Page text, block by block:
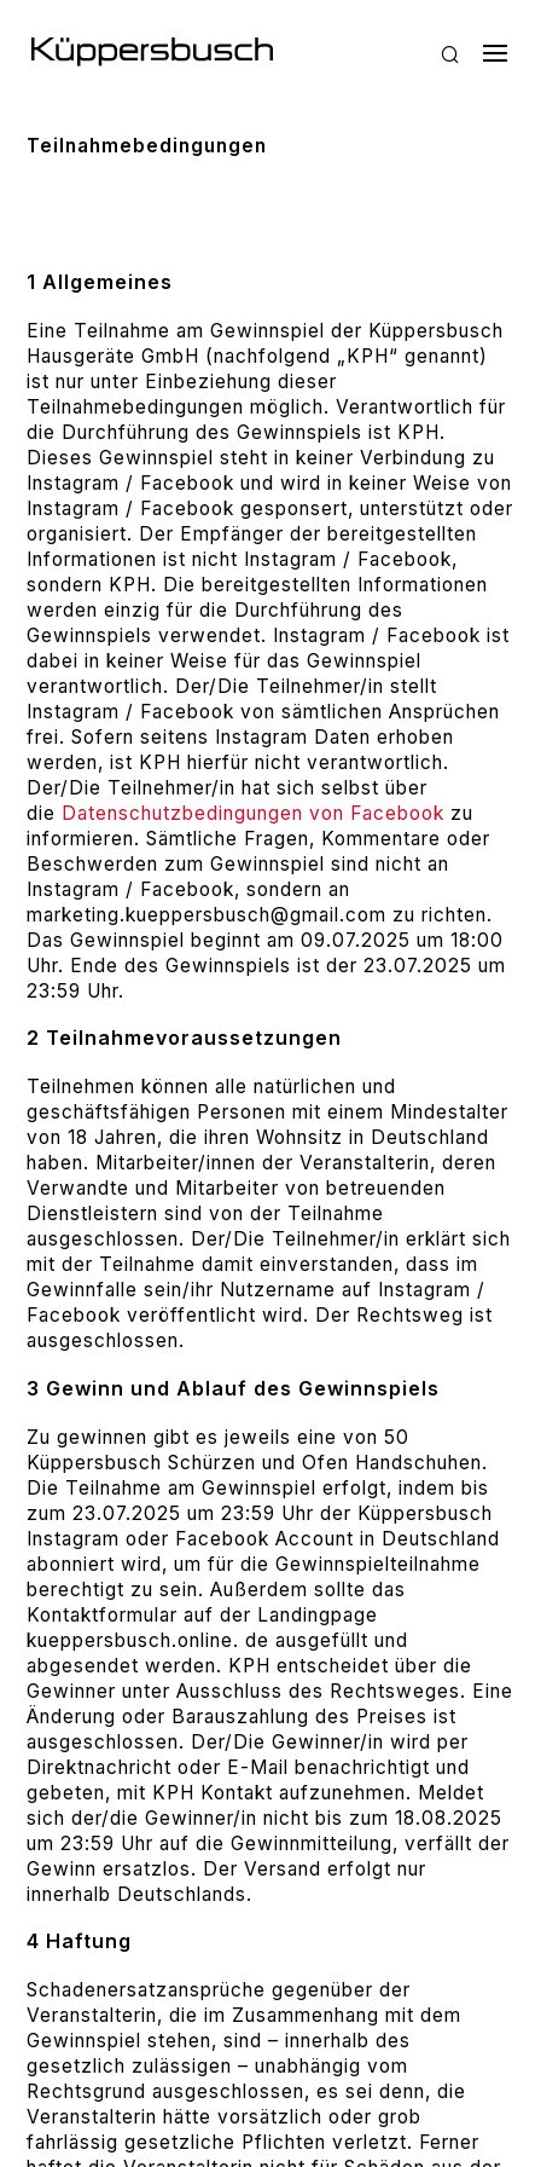
Teilnahmebedingungen
1 Allgemeines
Eine Teilnahme am Gewinnspiel der Küppersbusch
Hausgeräte GmbH (nachfolgend „KPH“ genannt)
ist nur unter Einbeziehung dieser
Teilnahmebedingungen möglich. Verantwortlich für
die Durchführung des Gewinnspiels ist KPH.
Dieses Gewinnspiel steht in keiner Verbindung zu
Instagram / Facebook und wird in keiner Weise von
Instagram / Facebook gesponsert, unterstützt oder
organisiert. Der Empfänger der bereitgestellten
Informationen ist nicht Instagram / Facebook,
sondern KPH. Die bereitgestellten Informationen
werden einzig für die Durchführung des
Gewinnspiels verwendet. Instagram / Facebook ist
dabei in keiner Weise für das Gewinnspiel
verantwortlich. Der/Die Teilnehmer/in stellt
Instagram / Facebook von sämtlichen Ansprüchen
frei. Sofern seitens Instagram Daten erhoben
werden, ist KPH hierfür nicht verantwortlich.
Der/Die Teilnehmer/in hat sich selbst über
die Datenschutzbedingungen von Facebook zu
informieren. Sämtliche Fragen, Kommentare oder
Beschwerden zum Gewinnspiel sind nicht an
Instagram / Facebook, sondern an
marketing.kueppersbusch@gmail.com zu richten.
Das Gewinnspiel beginnt am 09.07.2025 um 18:00
Uhr. Ende des Gewinnspiels ist der 23.07.2025 um
23:59 Uhr.
2 Teilnahmevoraussetzungen
Teilnehmen können alle natürlichen und
geschäftsfähigen Personen mit einem Mindestalter
von 18 Jahren, die ihren Wohnsitz in Deutschland
haben. Mitarbeiter/innen der Veranstalterin, deren
Verwandte und Mitarbeiter von betreuenden
Dienstleistern sind von der Teilnahme
ausgeschlossen. Der/Die Teilnehmer/in erklärt sich
mit der Teilnahme damit einverstanden, dass im
Gewinnfalle sein/ihr Nutzername auf Instagram /
Facebook veröffentlicht wird. Der Rechtsweg ist
ausgeschlossen.
3 Gewinn und Ablauf des Gewinnspiels
Zu gewinnen gibt es jeweils eine von 50
Küppersbusch Schürzen und Ofen Handschuhen.
Die Teilnahme am Gewinnspiel erfolgt, indem bis
zum 23.07.2025 um 23:59 Uhr der Küppersbusch
Instagram oder Facebook Account in Deutschland
abonniert wird, um für die Gewinnspielteilnahme
berechtigt zu sein. Außerdem sollte das
Kontaktformular auf der Landingpage
kueppersbusch.online. de ausgefüllt und
abgesendet werden. KPH entscheidet über die
Gewinner unter Ausschluss des Rechtsweges. Eine
Änderung oder Barauszahlung des Preises ist
ausgeschlossen. Der/Die Gewinner/in wird per
Direktnachricht oder E-Mail benachrichtigt und
gebeten, mit KPH Kontakt aufzunehmen. Meldet
sich der/die Gewinner/in nicht bis zum 18.08.2025
um 23:59 Uhr auf die Gewinnmitteilung, verfällt der
Gewinn ersatzlos. Der Versand erfolgt nur
innerhalb Deutschlands.
4 Haftung
Schadenersatzansprüche gegenüber der
Veranstalterin, die im Zusammenhang mit dem
Gewinnspiel stehen, sind – innerhalb des
gesetzlich zulässigen – unabhängig vom
Rechtsgrund ausgeschlossen, es sei denn, die
Veranstalterin hätte vorsätzlich oder grob
fahrlässig gesetzliche Pflichten verletzt. Ferner